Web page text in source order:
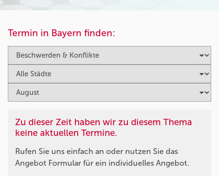
Termin in Bayern finden:
Zu dieser Zeit haben wir zu diesem Thema
keine aktuellen Termine.
Rufen Sie uns einfach an oder nutzen Sie das
Angebot Formular für ein individuelles Angebot.